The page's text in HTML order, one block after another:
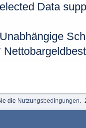
Data
die Nutzungsbedingungen.